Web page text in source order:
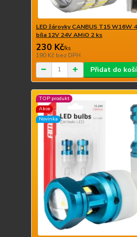
LED žárovky CANBUS T15 W16W
bíla 12V 24V AMiO 2 ks
230 Kč/ks
190 Kč bez DPH
Přidat do
TOP produkt
Akce
Novinka